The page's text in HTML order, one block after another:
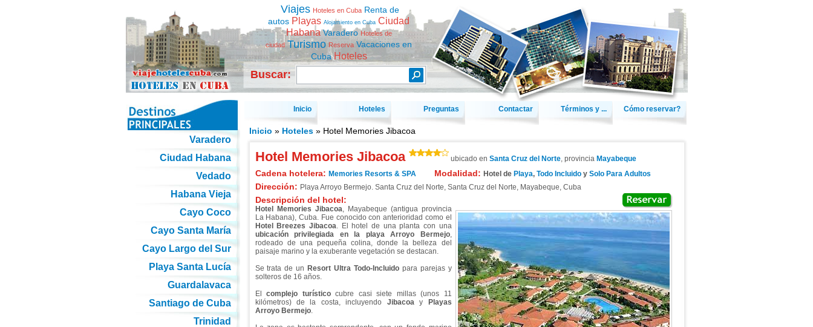
Viajes Hoteles en Cuba Renta de
autos Playas Alojamiento en Cuba Ciudad
Habana Varadero Hoteles de
ciudad Turismo Reserva Vacaciones en
Cuba Hoteles
Buscar:
Inicio Hoteles Preguntas Contactar Términos y ... Cómo reservar?
Inicio » Hoteles» Hotel Memories Jibacoa
Hotel Memories Jibacoa ubicado en Santa Cruz del Norte, provincia Mayabeque
Cadena hotelera: Memories Resorts & SPA Modalidad: Hotel de Playa, Todo Incluidoy Solo Para Adultos
Dirección: Playa Arroyo Bermejo. Santa Cruz del Norte, Santa Cruz del Norte, Mayabeque, Cuba
Descripción del hotel:
Hotel Memories Jibacoa, Mayabeque (antigua provincia
La Habana), Cuba. Fue conocido con anterioridad como el
Hotel Breezes Jibacoa. El hotel de una planta con una
ubicación privilegiada en la playa Arroyo Bermejo,
rodeado de una pequeña colina, donde la belleza del
paisaje marino y la exuberante vegetación se destacan.
Se trata de un Resort Ultra Todo-Incluidopara parejas y
solteros de 16 años.
El complejo turísticocubre casi siete millas (unos 11
kilómetros) de la costa, incluyendo Jibacoay
Playas
Arroyo Bermejo.
Varadero
Ciudad Habana
Vedado
Habana Vieja
Cayo Coco
Cayo Santa María
Cayo Largo del Sur
Playa Santa Lucía
Guardalavaca
Santiago de Cuba
Trinidad